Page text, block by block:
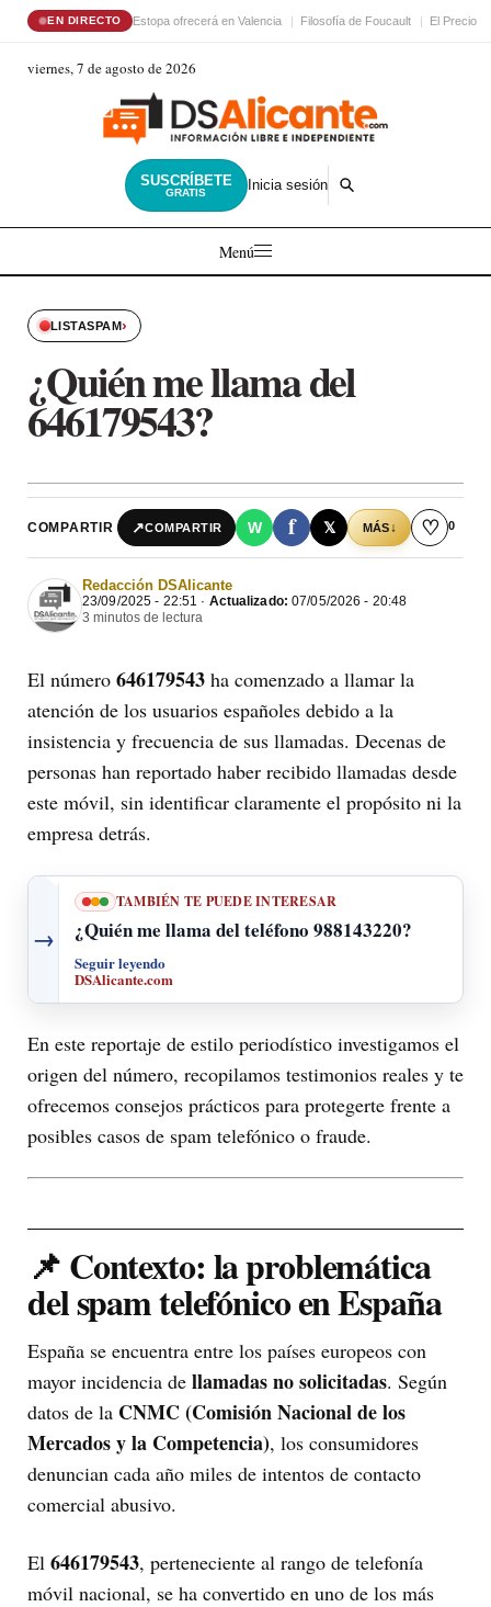
EN DIRECTO Estopa ofrecerá en Valencia Filosofía de Foucault El Precio
viernes, 7 de agosto de 2026
SUSCRÍBETE
GRATIS Inicia sesión
Menú
LISTASPAM›
¿Quién me llama del
646179543?
COMPARTIR ↗COMPARTIR W f 𝕏 MÁS↓ ♡ 0
Redacción DSAlicante
23/09/2025 - 22:51 · Actualizado: 07/05/2026 - 20:48
3 minutos de lectura
El número 646179543 ha comenzado a llamar la
atención de los usuarios españoles debido a la
insistencia y frecuencia de sus llamadas. Decenas de
personas han reportado haber recibido llamadas desde
este móvil, sin identificar claramente el propósito ni la
empresa detrás.
→
TAMBIÉN TE PUEDE INTERESAR
¿Quién me llama del teléfono 988143220?
Seguir leyendo
DSAlicante.com
En este reportaje de estilo periodístico investigamos el
origen del número, recopilamos testimonios reales y te
ofrecemos consejos prácticos para protegerte frente a
posibles casos de spam telefónico o fraude.
📌 Contexto: la problemática
del spam telefónico en España
España se encuentra entre los países europeos con
mayor incidencia de llamadas no solicitadas. Según
datos de la CNMC (Comisión Nacional de los
Mercados y la Competencia), los consumidores
denuncian cada año miles de intentos de contacto
comercial abusivo.
El 646179543, perteneciente al rango de telefonía
móvil nacional, se ha convertido en uno de los más